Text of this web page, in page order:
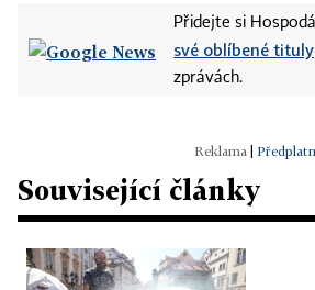
Přidejte si
své oblíbené tituly
zprávách.
Související články